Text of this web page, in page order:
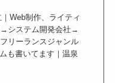
Web制作、ライティ
システム開発会社→
リーランスジャンル
も書いてます｜温泉